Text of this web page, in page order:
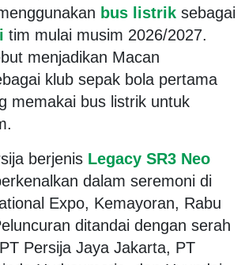
bus listrik sebagai
tim mulai musim 2026/2027.
menjadikan Macan
klub sepak bola pertama
memakai bus listrik untuk
berjenis Legacy SR3 Neo
dalam seremoni di
Expo, Kemayoran, Rabu
ditandai dengan serah
Persija Jaya Jakarta, PT